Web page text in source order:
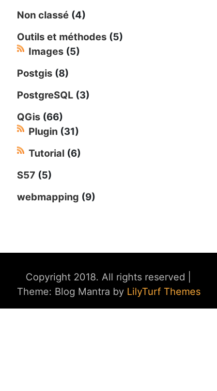
Non classé (4)
Outils et méthodes (5)
Images (5)
Postgis (8)
PostgreSQL (3)
QGis (66)
Plugin (31)
Tutorial (6)
S57 (5)
webmapping (9)
Copyright 2018. All rights reserved
Theme: Blog Mantra by LilyTurf Themes